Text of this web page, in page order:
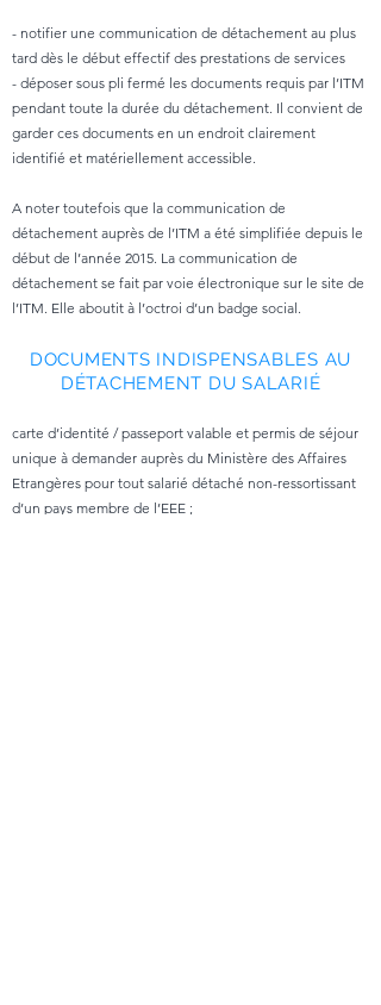
- notifier une communication de détachement au plus
tard dès le début effectif des prestations de services
- déposer sous pli fermé les documents requis par l’ITM
pendant toute la durée du détachement. Il convient de
garder ces documents en un endroit clairement
identifié et matériellement accessible.
A noter toutefois que la communication de
détachement auprès de l’ITM a été simplifiée depuis le
début de l’année 2015. La communication de
détachement se fait par voie électronique sur le site de
l’ITM. Elle aboutit à l’octroi d’un badge social.
DOCUMENTS INDISPENSABLES AU
DÉTACHEMENT DU SALARIÉ
carte d’identité / passeport valable et permis de séjour
unique à demander auprès du Ministère des Affaires
Etrangères pour tout salarié détaché non-ressortissant
d’un pays membre de l’EEE ;